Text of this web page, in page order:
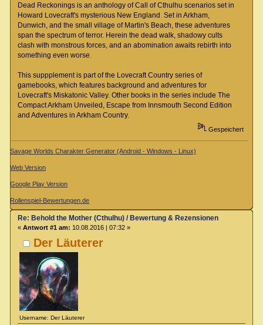
Dead Reckonings is an anthology of Call of Cthulhu scenarios set in
Howard Lovecraft's mysterious New England. Set in Arkham,
Dunwich, and the small village of Martin's Beach, these adventures
span the spectrum of terror. Herein the dead walk, shadowy cults
clash with monstrous forces, and an abomination awaits rebirth into
something even worse.
This suppplement is part of the Lovecraft Country series of
gamebooks, which features background and adventures for
Lovecraft's Miskatonic Valley. Other books in the series include The
Compact Arkham Unveiled, Escape from Innsmouth Second Edition
and Adventures in Arkham Country.
Gespeichert
Savage Worlds Charakter Generator (Android - Windows - Linux)
Web Version
Google Play Version
Rollenspiel-Bewertungen.de
Der Läuterer
Username: Der Läuterer
Re: Behold the Mother (Cthulhu) / Bewertung & Rezensionen
« Antwort #1 am: 10.08.2016 | 07:32 »